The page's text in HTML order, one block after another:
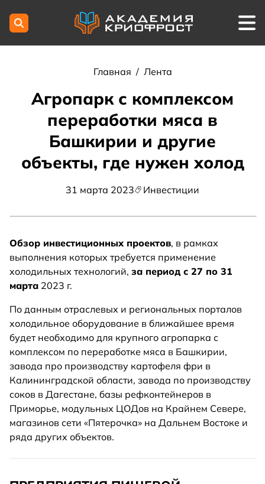
Главная / Лента
Агропарк с комплексом
переработки мяса в
Башкирии и другие
объекты, где нужен холод
31 марта 2023 Инвестиции
Обзор инвестиционных проектов, в рамках
выполнения которых требуется применение
холодильных технологий, за период с 27 по 31
марта 2023 г.
По данным отраслевых и региональных порталов
холодильное оборудование в ближайшее время
будет необходимо для крупного агропарка с
комплексом по переработке мяса в Башкирии,
завода про производству картофеля фри в
Калининградской области, завода по производству
соков в Дагестане, базы рефконтейнеров в
Приморье, модульных ЦОДов на Крайнем Севере,
магазинов сети «Пятерочка» на Дальнем Востоке и
ряда других объектов.